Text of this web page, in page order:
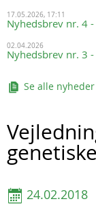
17.05.2026, 17:11
Nyhedsbrev nr. 4
02.04.2026
Nyhedsbrev nr. 3
Se alle nyheder
24.02.2018